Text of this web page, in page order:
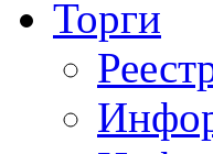
Торги